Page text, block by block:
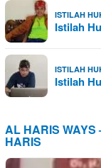
ISTILAH
Istilah
ISTILAH
Istilah
AL HARIS WAYS
HARIS